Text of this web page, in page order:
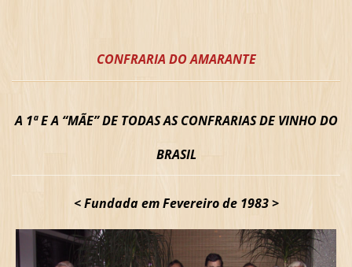
CONFRARIA DO AMARANTE
A 1ª E A “MÃE” DE TODAS AS CONFRARIAS DE VINHO DO
BRASIL
< Fundada em Fevereiro de 1983 >